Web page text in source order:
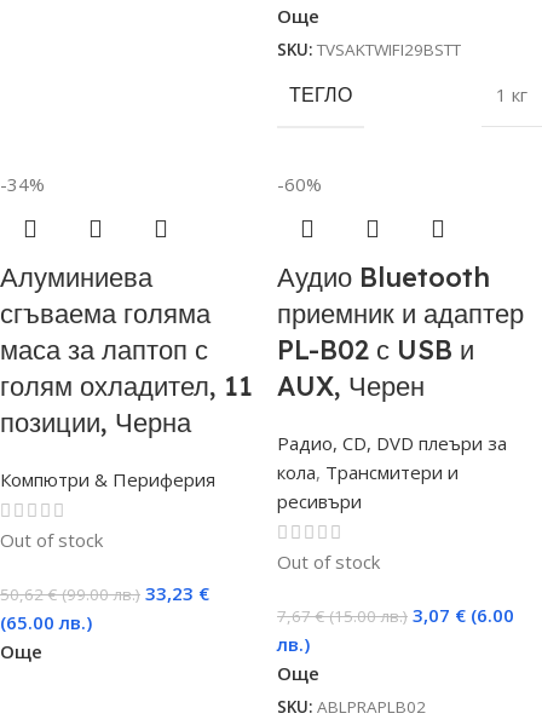
Още
SKU: TVSAKTWIFI29BSTT
ТЕГЛО 1 кг
-34%
Алуминиева
сгъваема голяма
маса за лаптоп с
голям охладител, 11
позиции, Черна
Компютри & Периферия
Out of stock
50,62€ (99.00 лв.) 33,23 €
(65.00 лв.)
Още
-60%
Аудио Bluetooth
приемник и адаптер
PL-B02 с USB и
AUX, Черен
Радио, CD, DVD плеъри за
кола, Трансмитери и
ресивъри
Out of stock
7,67€ (15.00 лв.) 3,07 € (6.00
лв.)
Още
SKU: ABLPRAPLB02